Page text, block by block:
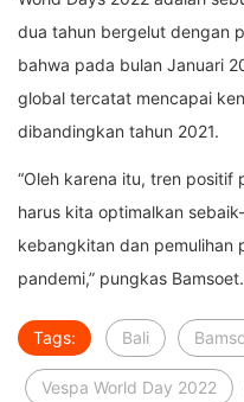
dua tahun bergelut dengan
bahwa pada bulan Januari
global tercatat mencapai
dibandingkan tahun 2021.
“Oleh karena itu, tren positif
harus kita optimalkan
kebangkitan dan pemulihan
pandemi,” pungkas
Tags: Bali
Vespa World Day 2022